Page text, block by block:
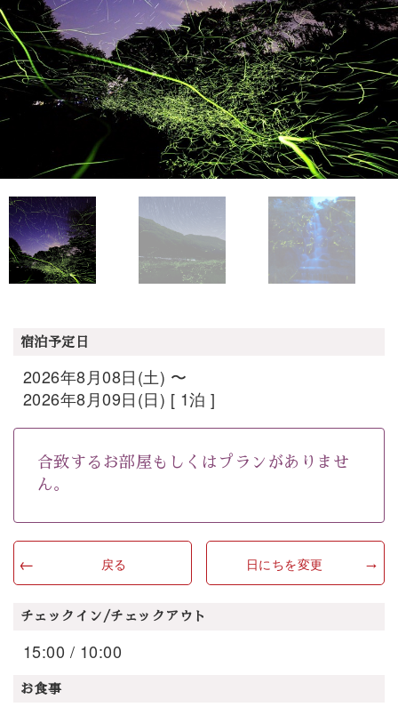
宿泊予定日
2026年8月08日(土) 〜
2026年8月09日(日) [ 1泊 ]
合致するお部屋もしくはプランがありませ
ん。
戻る 日にちを変更
チェックイン/チェックアウト
15:00 / 10:00
お食事